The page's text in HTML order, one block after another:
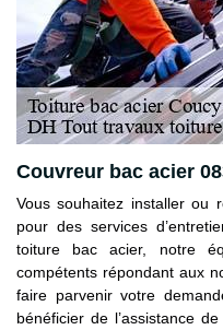
Couvreur bac acier
Vous souhaitez installer ou
pour des services
toiture bac acier, notre
compétents répondant aux
faire parvenir votre
bénéficier de l’assistance